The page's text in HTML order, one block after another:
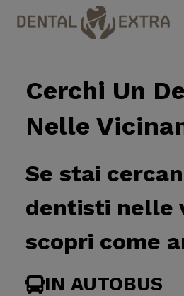
Cerchi Un
Nelle
Se stai
dentisti nelle
scopri come
IN AUTOBUS